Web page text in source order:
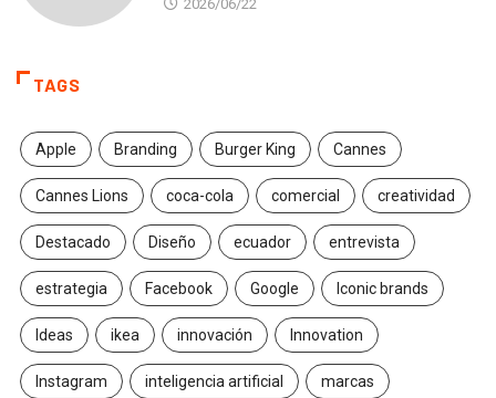
2026/06/22
TAGS
Apple Branding Burger King Cannes
Cannes Lions coca-cola comercial creatividad
Destacado Diseño ecuador entrevista
estrategia Facebook Google Iconic brands
Ideas ikea innovación Innovation
Instagram inteligencia artificial marcas